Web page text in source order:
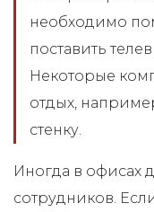
необходимо
поставить
Некоторые
отдых,
стенку.
Иногда в офисах
сотрудников.